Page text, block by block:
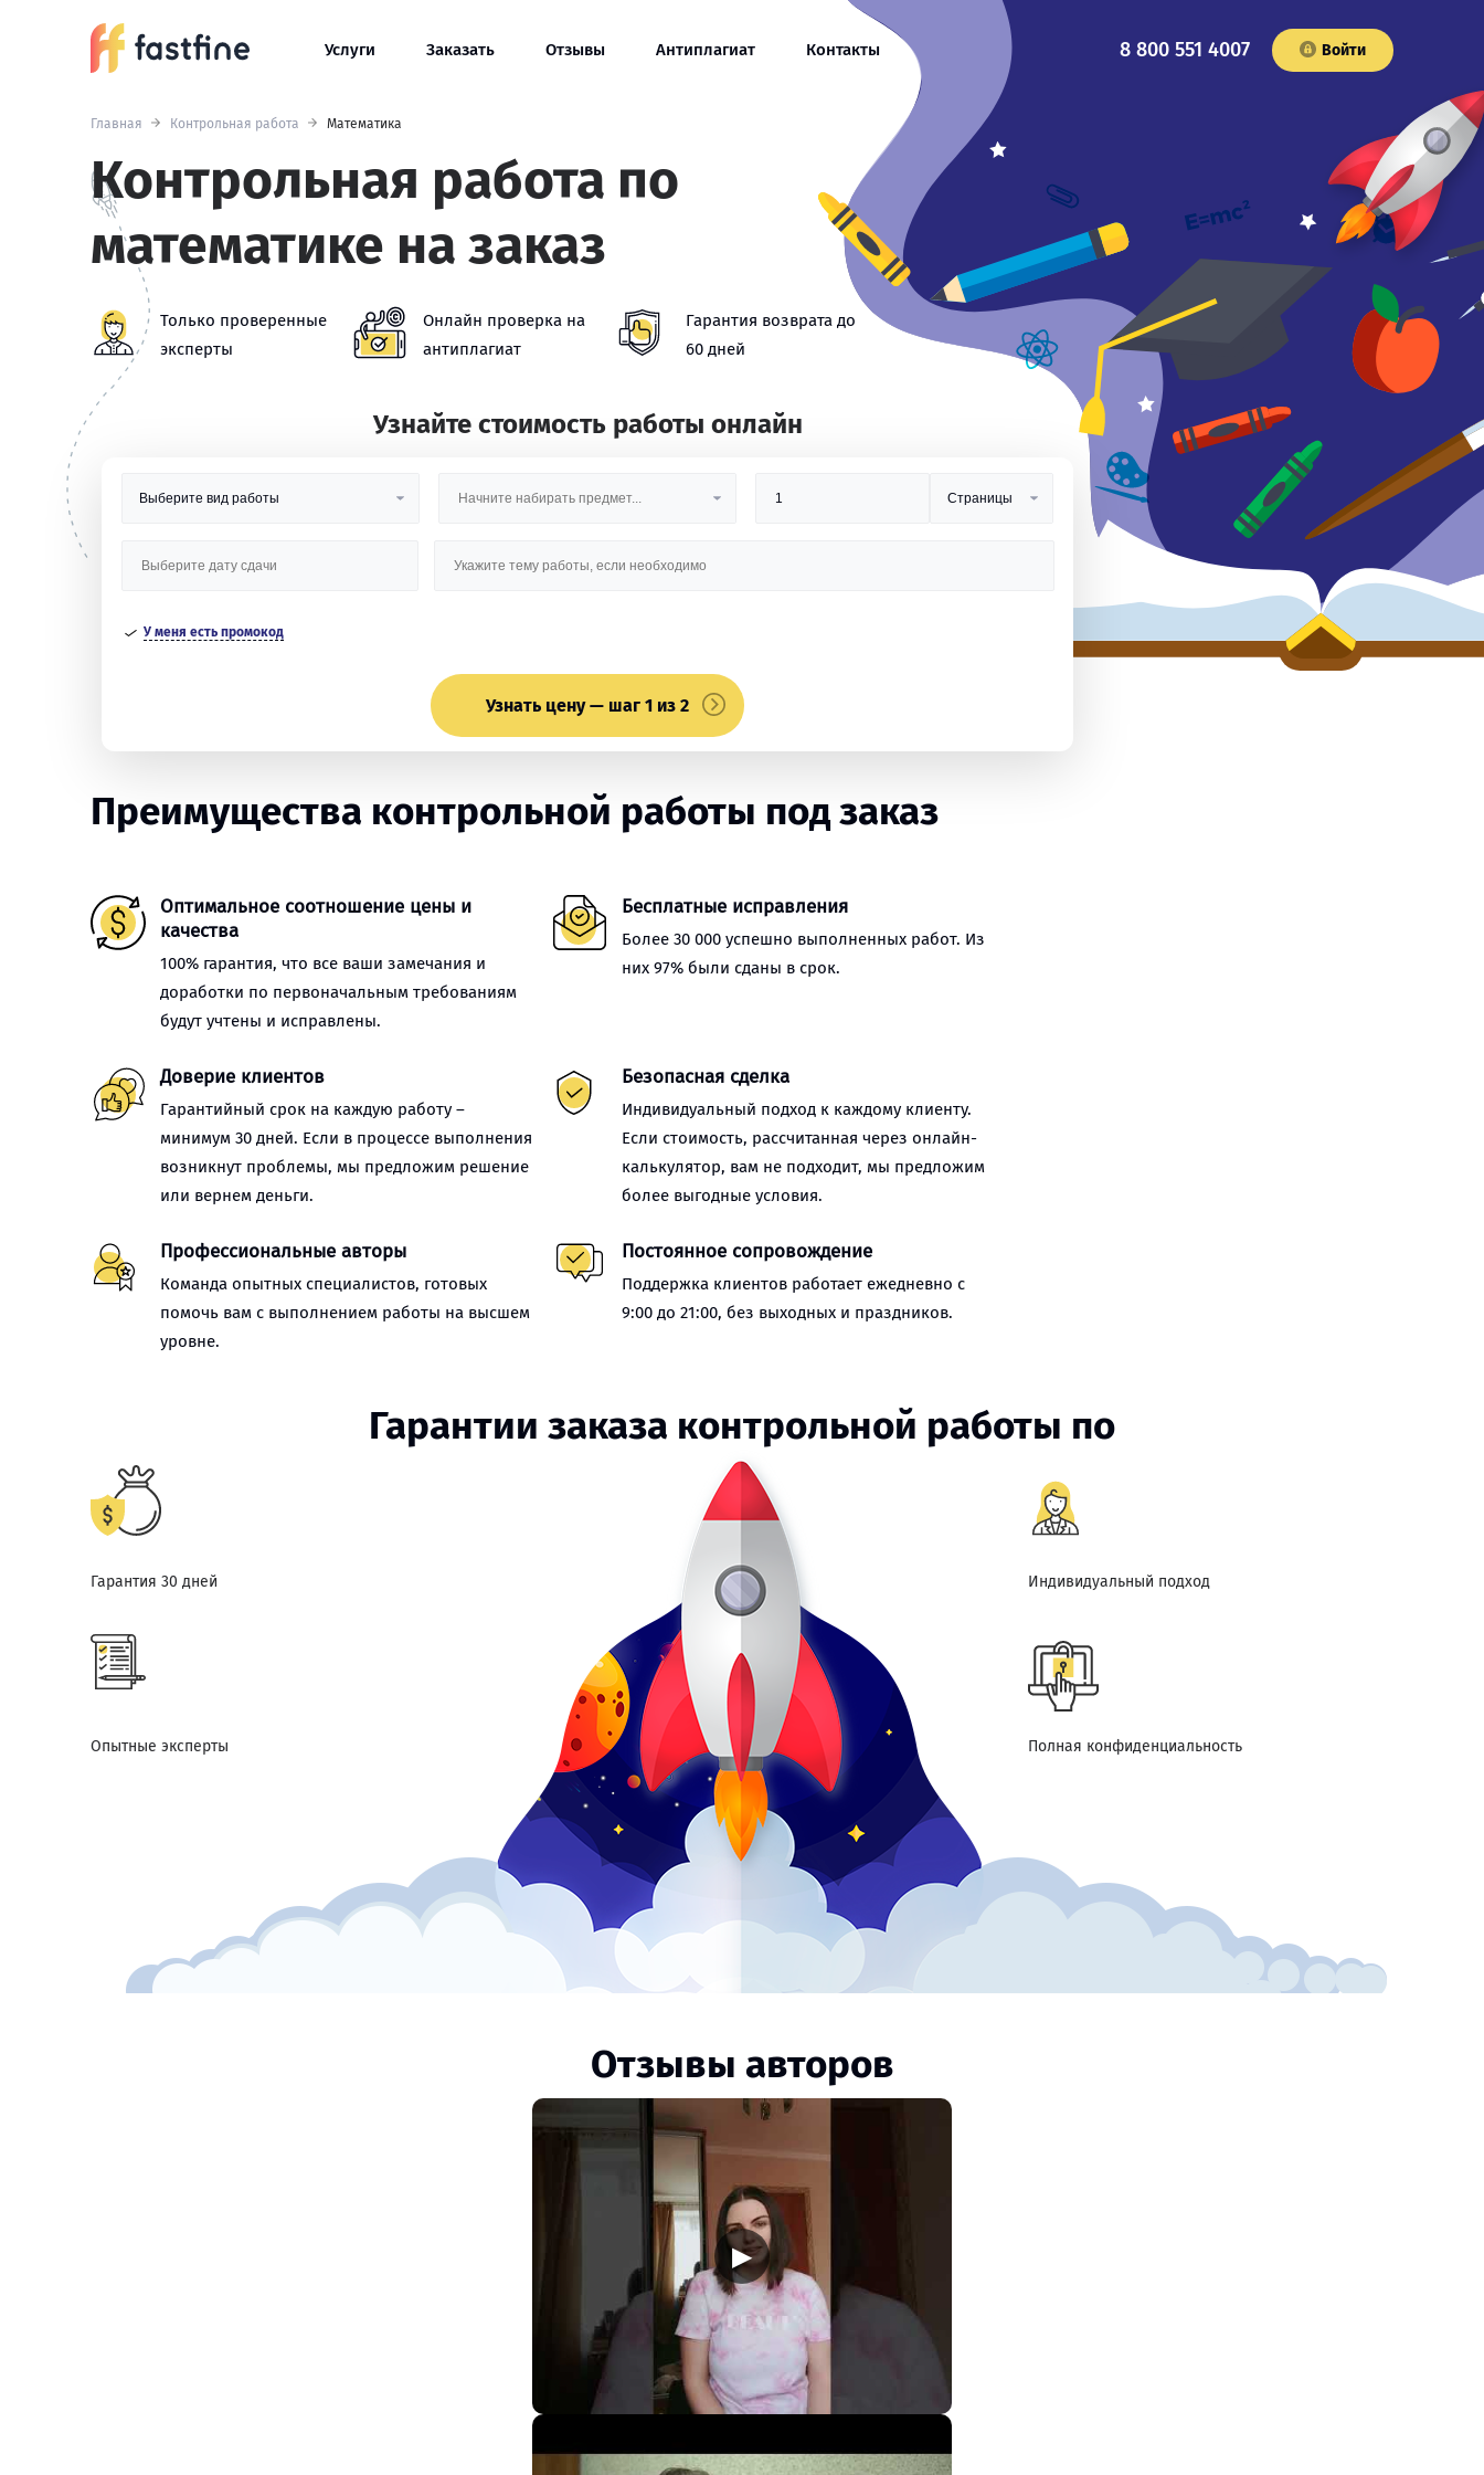
Услуги Заказать Отзывы Антиплагиат Контакты 8 800 551 4007 Войти
Главная Контрольная работа Математика
Контрольная работа по
математике на заказ
Только проверенные
эксперты
Онлайн проверка на
антиплагиат
Гарантия возврата до
60 дней
Узнайте стоимость работы онлайн
У меня есть промокод
Узнать цену — шаг 1 из 2
Преимущества контрольной работы под заказ
Оптимальное соотношение цены и
качества
100% гарантия, что все ваши замечания и
доработки по первоначальным требованиям
будут учтены и исправлены.
Бесплатные исправления
Более 30 000 успешно выполненных работ. Из
них 97% были сданы в срок.
Доверие клиентов
Гарантийный срок на каждую работу –
минимум 30 дней. Если в процессе выполнения
возникнут проблемы, мы предложим решение
или вернем деньги.
Безопасная сделка
Индивидуальный подход к каждому клиенту.
Если стоимость, рассчитанная через онлайн-
калькулятор, вам не подходит, мы предложим
более выгодные условия.
Профессиональные авторы
Команда опытных специалистов, готовых
помочь вам с выполнением работы на высшем
уровне.
Постоянное сопровождение
Поддержка клиентов работает ежедневно с
9:00 до 21:00, без выходных и праздников.
Гарантии заказа контрольной работы по
Гарантия 30 дней Индивидуальный подход
Опытные эксперты Полная конфиденциальность
Отзывы авторов
▶